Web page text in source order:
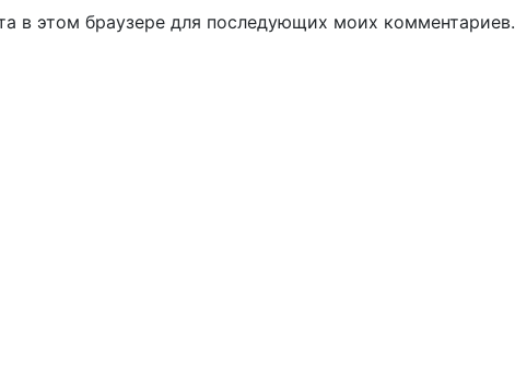
в этом браузере для последующих моих комментариев.